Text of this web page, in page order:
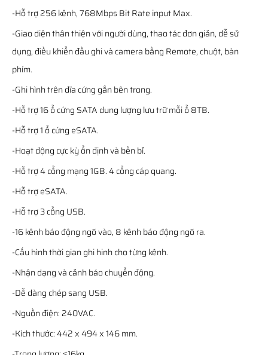
-Hỗ trợ 256 kênh, 768Mbps Bit Rate input Max.
-Giao diện thân thiện với người dùng, thao tác đơn giản, dễ sử
dụng, điều khiển đầu ghi và camera bằng Remote, chuột, bàn
phím.
-Ghi hình trên đĩa cứng gắn bên trong.
-Hỗ trợ 16 ổ cứng SATA dung lượng lưu trữ mỗi ổ 8TB.
-Hỗ trợ 1 ổ cứng eSATA.
-Hoạt động cực kỳ ổn định và bền bỉ.
-Hỗ trợ 4 cổng mạng 1GB. 4 cổng cáp quang.
-Hỗ trợ eSATA.
-Hỗ trợ 3 cổng USB.
-16 kênh báo động ngõ vào, 8 kênh báo động ngõ ra.
-Cấu hình thời gian ghi hinh cho từng kênh.
-Nhận dạng và cảnh báo chuyển động.
-Dễ dàng chép sang USB.
-Nguồn điện: 240VAC.
-Kích thước: 442 x 494 x 146 mm.